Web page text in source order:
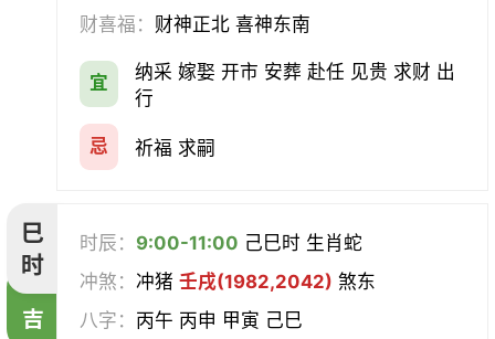
财喜福： 财神正北 喜神东南
宜
纳采 嫁娶 开市 安葬 赴任 见贵 求财 出
行
忌 祈福 求嗣
巳
时
吉
时辰： 9:00-11:00 己巳时 生肖蛇
冲煞：冲猪壬戌(1982,2042) 煞东
八字： 丙午 丙申 甲寅 己巳